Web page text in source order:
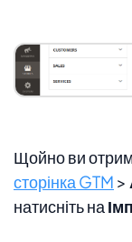
Щойно ви
сторінка GTM >
натисніть на